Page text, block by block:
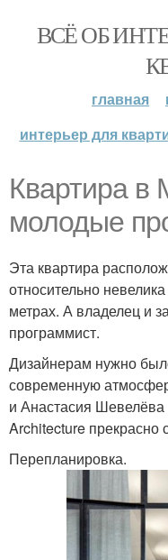
ВСЁ ОБ
главная
интерьер для
Квартира в
молодые
Эта квартира
относительно
метрах. А владелец и
программист.
Дизайнерам нужно
современную
и Анастасия
Architecture прекрасно
Перепланировка.